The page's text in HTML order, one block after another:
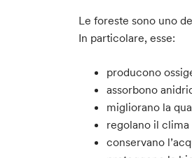
Le foreste sono uno
In particolare, esse:
producono
assorbono
migliorano la
regolano il
conservano